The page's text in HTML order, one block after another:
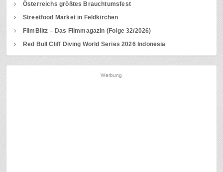
Österreichs größtes Brauchtumsfest
Streetfood Market in Feldkirchen
FilmBlitz – Das Filmmagazin (Folge 32/2026)
Red Bull Cliff Diving World Series 2026 Indonesia
Werbung